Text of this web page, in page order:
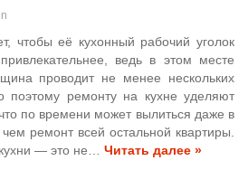
чтобы её кухонный рабочий уголок
ведь в этом месте
проводит не менее нескольких
поэтому ремонту на кухне уделяют
по времени может вылиться даже в
ремонт всей остальной квартиры.
— это не… Читать далее »